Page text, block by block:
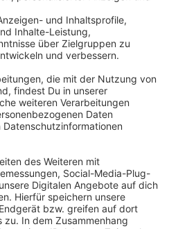
zum Thema
- darum stimmen sie
neue Oper an der
Teil des "Opern-